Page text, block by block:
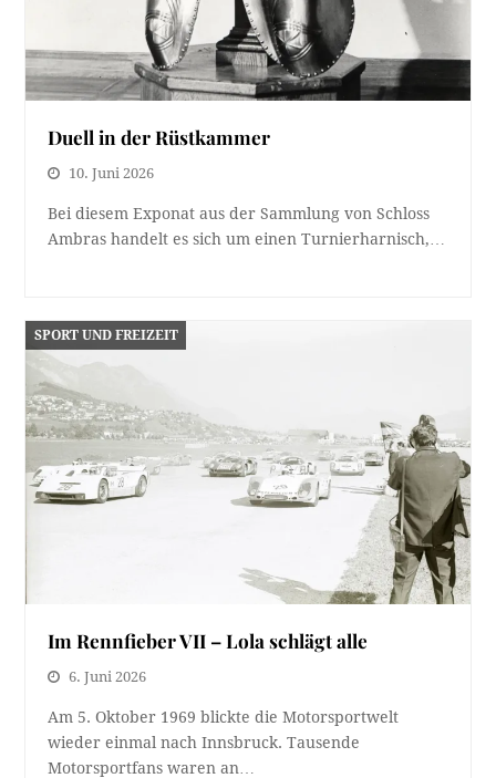
Duell in der Rüstkammer
10. Juni 2026
Bei diesem Exponat aus der Sammlung von Schloss
Ambras handelt es sich um einen Turnierharnisch,…
SPORT UND FREIZEIT
Im Rennfieber VII – Lola schlägt alle
6. Juni 2026
Am 5. Oktober 1969 blickte die Motorsportwelt
wieder einmal nach Innsbruck. Tausende
Motorsportfans waren an…